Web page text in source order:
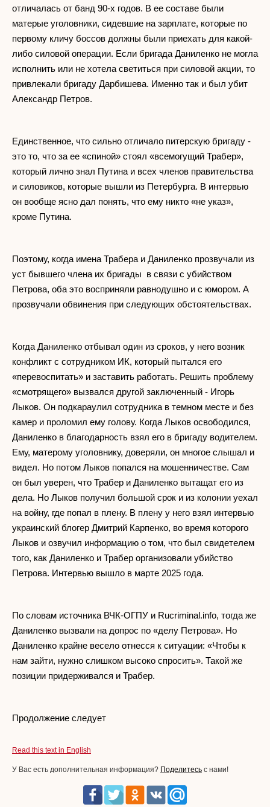
отличалась от банд 90-х годов. В ее составе были
матерые уголовники, сидевшие на зарплате, которые по
первому кличу боссов должны были приехать для какой-
либо силовой операции. Если бригада Даниленко не могла
исполнить или не хотела светиться при силовой акции, то
привлекали бригаду Дарбишева. Именно так и был убит
Александр Петров.
Единственное, что сильно отличало питерскую бригаду -
это то, что за ее «спиной» стоял «всемогущий Трабер»,
который лично знал Путина и всех членов правительства
и силовиков, которые вышли из Петербурга. В интервью
он вообще ясно дал понять, что ему никто «не указ»,
кроме Путина.
Поэтому, когда имена Трабера и Даниленко прозвучали из
уст бывшего члена их бригады в связи с убийством
Петрова, оба это восприняли равнодушно и с юмором. А
прозвучали обвинения при следующих обстоятельствах.
Когда Даниленко отбывал один из сроков, у него возник
конфликт с сотрудником ИК, который пытался его
«перевоспитать» и заставить работать. Решить проблему
«смотрящего» вызвался другой заключенный - Игорь
Лыков. Он подкараулил сотрудника в темном месте и без
камер и проломил ему голову. Когда Лыков освободился,
Даниленко в благодарность взял его в бригаду водителем.
Ему, матерому уголовнику, доверяли, он многое слышал и
видел. Но потом Лыков попался на мошенничестве. Сам
он был уверен, что Трабер и Даниленко вытащат его из
дела. Но Лыков получил большой срок и из колонии уехал
на войну, где попал в плену. В плену у него взял интервью
украинский блогер Дмитрий Карпенко, во время которого
Лыков и озвучил информацию о том, что был свидетелем
того, как Даниленко и Трабер организовали убийство
Петрова. Интервью вышло в марте 2025 года.
По словам источника ВЧК-ОГПУ и Rucriminal.info, тогда же
Даниленко вызвали на допрос по «делу Петрова». Но
Даниленко крайне весело отнесся к ситуации: «Чтобы к
нам зайти, нужно слишком высоко спросить». Такой же
позиции придерживался и Трабер.
Продолжение следует
Read this text in English
У Вас есть дополнительная информация? Поделитесь с нами!